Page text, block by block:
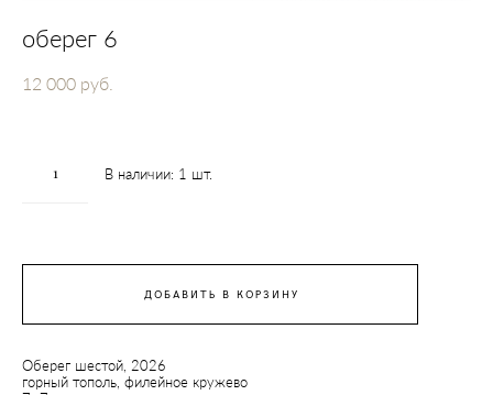
оберег 6
12 000 pуб.
В наличии: 1 шт.
ДОБАВИТЬ В КОРЗИНУ
Оберег шестой, 2026
горный тополь, филейное кружево